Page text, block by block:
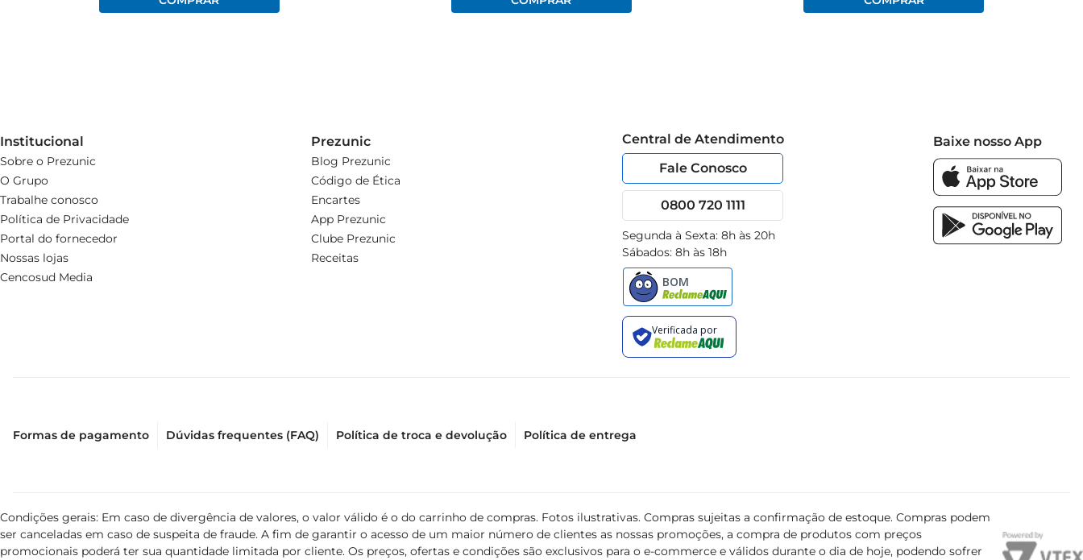
Institucional
Sobre o Prezunic
O Grupo
Trabalhe conosco
Política de Privacidade
Portal do fornecedor
Nossas lojas
Cencosud Media
Prezunic
Blog Prezunic
Código de Ética
Encartes
App Prezunic
Clube Prezunic
Receitas
Central de Atendimento
Fale Conosco
0800 720 1111
Segunda à Sexta: 8h às 20h
Sábados: 8h às 18h
Baixe nosso App
Formas de pagamento Dúvidas frequentes (FAQ) Política de troca e devolução Política de entrega
Condições gerais: Em caso de divergência de valores, o valor válido é o do carrinho de compras. Fotos ilustrativas. Compras sujeitas a confirmação de estoque. Compras podem
ser canceladas em caso de suspeita de fraude. A fim de garantir o acesso de um maior número de clientes as nossas promoções, a compra de produtos com preços
promocionais poderá ter sua quantidade limitada por cliente. Os preços, ofertas e condições são exclusivos para o e-commerce e válidos durante o dia de hoje, podendo sofrer